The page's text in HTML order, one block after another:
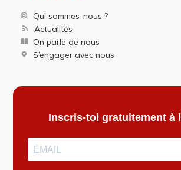
Qui sommes-nous ?
Actualités
On parle de nous
S’engager avec nous